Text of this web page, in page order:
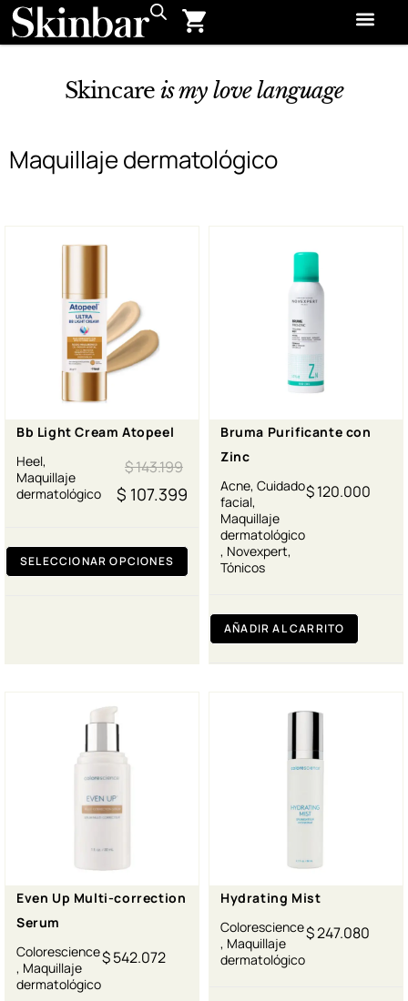
Skincare is my love language
Maquillaje dermatológico
Bb Light Cream Atopeel
Heel,
Maquillaje
dermatológico
$143.199
$ 107.399
SELECCIONAR OPCIONES
Bruma Purificante con
Zinc
Acne, Cuidado
facial,
Maquillaje
dermatológico
, Novexpert,
Tónicos
$120.000
AÑADIR AL CARRITO
Even Up Multi-correction
Serum
Colorescience
, Maquillaje
dermatológico
$542.072
Hydrating Mist
Colorescience
, Maquillaje
dermatológico
$247.080